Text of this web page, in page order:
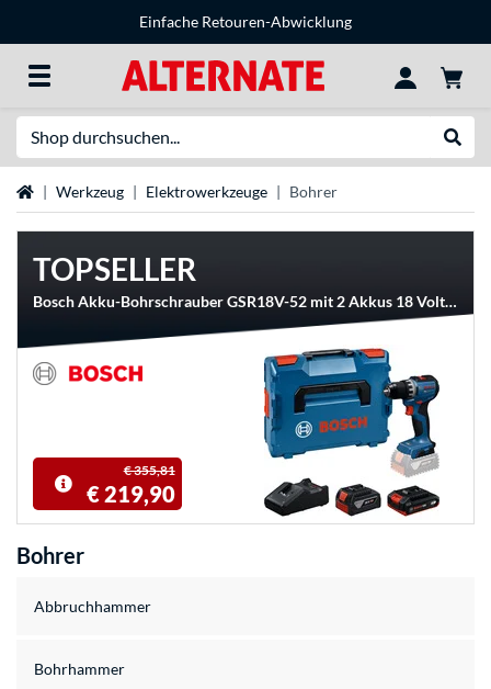
Einfache Retouren-Abwicklung
StartseiteWerkzeug Elektrowerkzeuge Bohrer
TOPSELLER
Bosch Akku-Bohrschrauber GSR18V-52 mit 2 Akkus 18 Volt 4.0 Ah und 2.0 Ah in L-BOXX
€ 355,81
€ 219,90
Bohrer
Abbruchhammer
Bohrhammer